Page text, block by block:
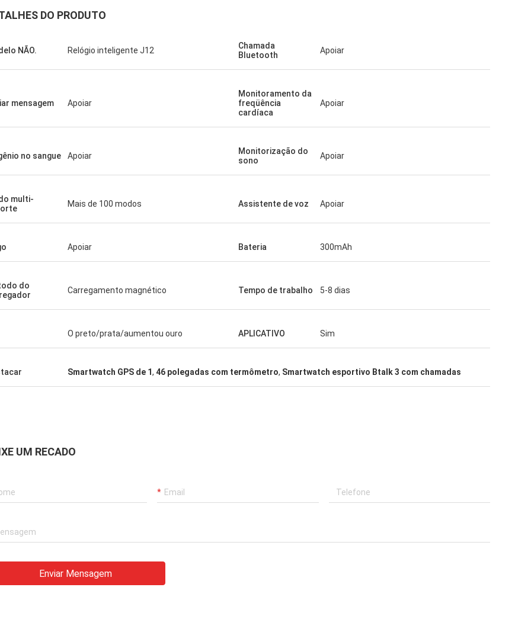
DO PRODUTO
NÃO. Relógio inteligente J12
Chamada
Bluetooth
Apoiar
mensagem Apoiar
Monitoramento da
freqüência
cardíaca
Apoiar
no sangue Apoiar
Monitorização do
sono
Apoiar
multi-
Mais de 100 modos Assistente de voz Apoiar
Apoiar Bateria 300mAh
do
Carregamento magnético Tempo de trabalho 5-8 dias
O preto/prata/aumentou ouro APLICATIVO Sim
Smartwatch GPS de 1, 46 polegadas com termômetro, Smartwatch esportivo Btalk 3 com chamadas
UM RECADO
Enviar Mensagem